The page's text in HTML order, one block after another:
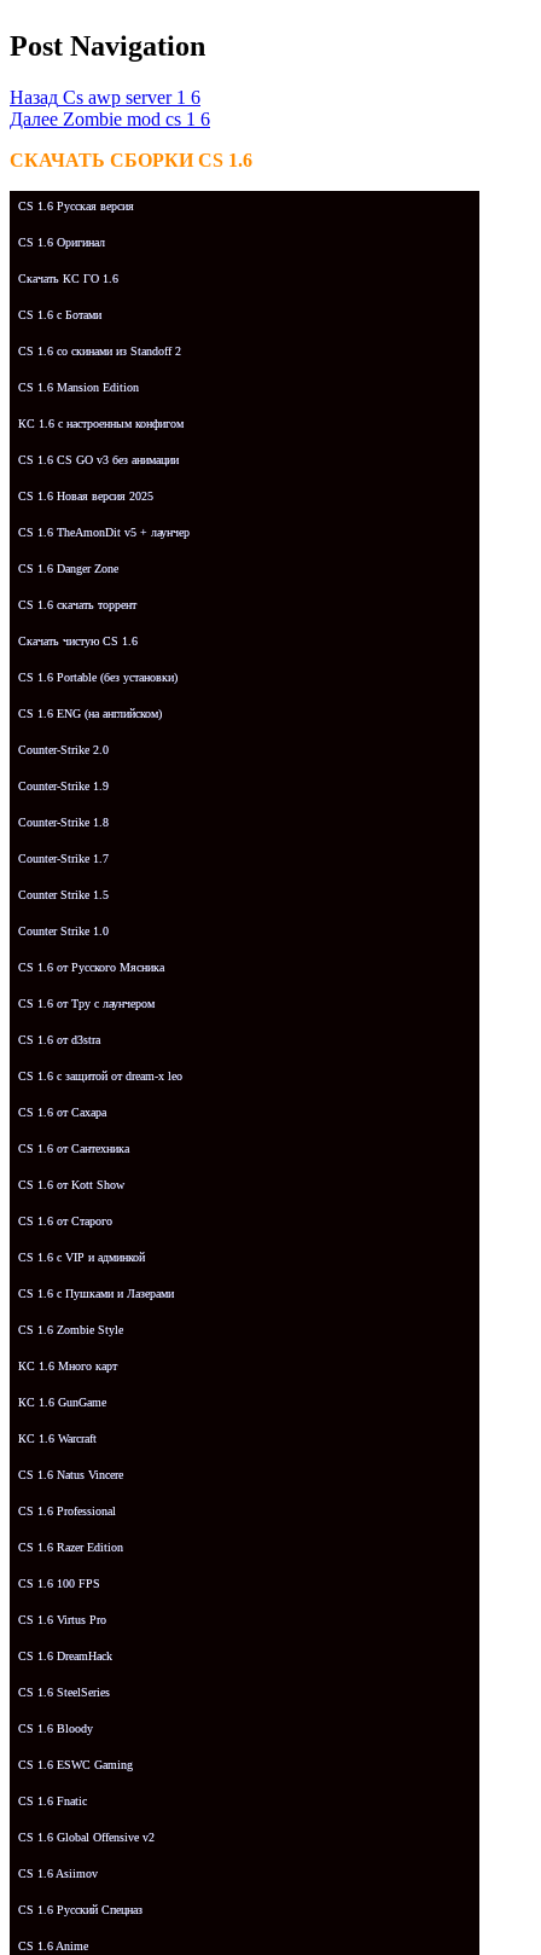
Post Navigation
Назад Cs awp server 1 6
Далее Zombie mod cs 1 6
СКАЧАТЬ СБОРКИ CS 1.6
CS 1.6 Русская версия
CS 1.6 Оригинал
Скачать КС ГО 1.6
CS 1.6 с Ботами
CS 1.6 со скинами из Standoff 2
CS 1.6 Mansion Edition
КС 1.6 с настроенным конфигом
CS 1.6 CS GO v3 без анимации
CS 1.6 Новая версия 2025
CS 1.6 TheAmonDit v5 + лаунчер
CS 1.6 Danger Zone
CS 1.6 скачать торрент
Скачать чистую CS 1.6
CS 1.6 Portable (без установки)
CS 1.6 ENG (на английском)
Counter-Strike 2.0
Counter-Strike 1.9
Counter-Strike 1.8
Counter-Strike 1.7
Counter Strike 1.5
Counter Strike 1.0
CS 1.6 от Русского Мясника
CS 1.6 от Tpy с лаунчером
CS 1.6 от d3stra
CS 1.6 с защитой от dream-x leo
CS 1.6 от Сахара
CS 1.6 от Сантехника
CS 1.6 от Kott Show
CS 1.6 от Старого
CS 1.6 с VIP и админкой
CS 1.6 с Пушками и Лазерами
CS 1.6 Zombie Style
КС 1.6 Много карт
КС 1.6 GunGame
КС 1.6 Warcraft
CS 1.6 Natus Vincere
CS 1.6 Professional
CS 1.6 Razer Edition
CS 1.6 100 FPS
CS 1.6 Virtus Pro
CS 1.6 DreamHack
CS 1.6 SteelSeries
CS 1.6 Bloody
CS 1.6 ESWC Gaming
CS 1.6 Fnatic
CS 1.6 Global Offensive v2
CS 1.6 Asiimov
CS 1.6 Русский Спецназ
CS 1.6 Anime